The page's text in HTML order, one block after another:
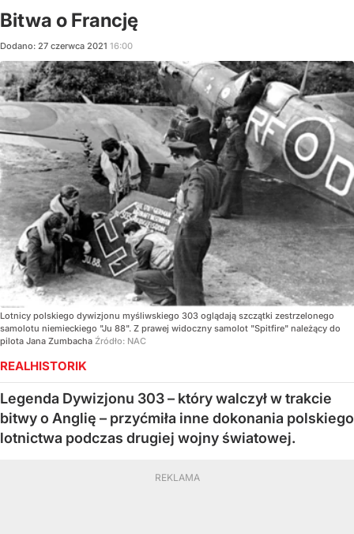
Bitwa o Francję
Dodano: 27 czerwca 2021 16:00
Lotnicy polskiego dywizjonu myśliwskiego 303 oglądają szczątki zestrzelonego
samolotu niemieckiego "Ju 88". Z prawej widoczny samolot "Spitfire" należący do
pilota Jana Zumbacha Źródło: NAC
REALHISTORIK
Legenda Dywizjonu 303 – który walczył w trakcie
bitwy o Anglię – przyćmiła inne dokonania polskiego
lotnictwa podczas drugiej wojny światowej.